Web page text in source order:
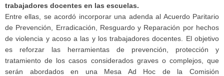
trabajadores docentes en las escuelas.
Entre ellas, se acordó incorporar una adenda al Acuerdo Paritario
de Prevención, Erradicación, Resguardo y Reparación por hechos
de violencia y acoso a las y los trabajadores docentes. El objetivo
es reforzar las herramientas de prevención, protección y
tratamiento de los casos considerados graves o complejos, que
serán abordados en una Mesa Ad Hoc de la Comisión